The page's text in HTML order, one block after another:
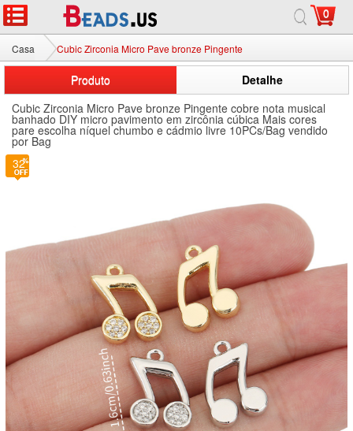
0
Casa Cubic Zirconia Micro Pave bronze Pingente
Produto
Detalhe
Cubic Zirconia Micro Pave bronze Pingente cobre nota musical
banhado DIY micro pavimento em zircônia cúbica Mais cores
pare escolha níquel chumbo e cádmio livre 10PCs/Bag vendido
por Bag
32